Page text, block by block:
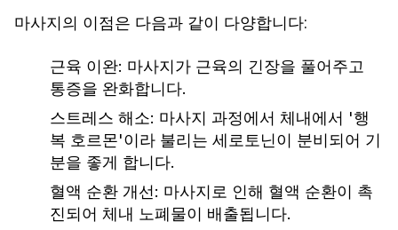
마사지의 이점은 다음과 같이 다양합니다:
근육 이완: 마사지가 근육의 긴장을 풀어주고
통증을 완화합니다.
스트레스 해소: 마사지 과정에서 체내에서 '행
복 호르몬'이라 불리는 세로토닌이 분비되어 기
분을 좋게 합니다.
혈액 순환 개선: 마사지로 인해 혈액 순환이 촉
진되어 체내 노폐물이 배출됩니다.